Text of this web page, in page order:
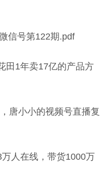
信号第122期.pdf
田1年卖17亿的产品方
唐小小的视频号直播复
人在线，带货1000万